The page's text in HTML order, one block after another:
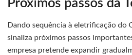
Próximos passos da
Dando sequência à eletrificação do
sinaliza próximos passos
empresa pretende expandir